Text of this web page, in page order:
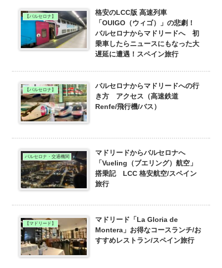
【バルセロナ】
格安のLCC版 高速列車
「OUIGO（ウィゴ）」の悲劇！
バルセロナからマドリードへ 初
乗車したらニュースにもなった大
遅延に遭遇！スペイン旅行
【バルセロナ】
バルセロナからマドリードへの行
き方 アクセス（高速鉄道
Renfe/飛行機/バス）
バルセロナ・交通機関
マドリードからバルセロナへ
「Vueling（ブエリング）航空」
搭乗記 LCC 格安航空/スペイン
旅行
【マドリード】
マドリード「La Gloria de
Montera」お得なコースランチ/お
すすめレストラン/スペイン旅行